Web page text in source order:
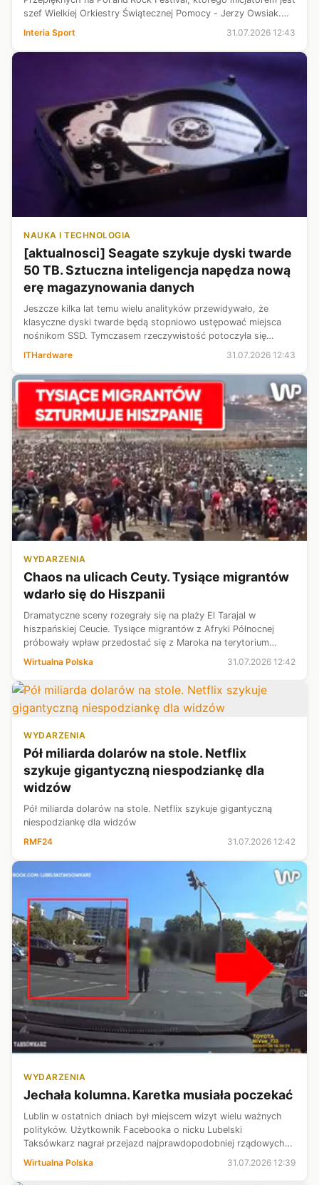
szef Wielkiej Orkiestry Świątecznej Pomocy - Jerzy Owsiak.
wicemistrzyni olimpijsk...
Interia Sport 31.07.2026 12:43
NAUKA I TECHNOLOGIA
[aktualnosci] Seagate szykuje dyski twarde
50 TB. Sztuczna inteligencja napędza nową
erę magazynowania danych
Jeszcze kilka lat temu wielu analityków przewidywało, że
klasyczne dyski twarde będą stopniowo ustępować miejsca
nośnikom SSD. Tymczasem rzeczywistość potoczyła się
zupełnie inaczej. Boom na sztuczną inteligencję sprawił, że
ITHardware 31.07.2026 12:43
WYDARZENIA
Chaos na ulicach Ceuty. Tysiące migrantów
wdarło się do Hiszpanii
Dramatyczne sceny rozegrały się na plaży El Tarajal w
hiszpańskiej Ceucie. Tysiące migrantów z Afryki Północnej
próbowały wpław przedostać się z Maroka na terytorium
Wirtualna Polska 31.07.2026 12:42
WYDARZENIA
Pół miliarda dolarów na stole. Netflix
szykuje gigantyczną niespodziankę dla
widzów
Pół miliarda dolarów na stole. Netflix szykuje gigantyczną
niespodziankę dla widzów
RMF24
31.07.2026 12:42
WYDARZENIA
Jechała kolumna. Karetka musiała poczekać
Lublin w ostatnich dniach był miejscem wizyt wielu ważnych
polityków. Użytkownik Facebooka o nicku Lubelski
Taksówkarz nagrał przejazd najprawdopodobniej rządowych
bez przeszkód, policja zat...
Wirtualna Polska 31.07.2026 12:39